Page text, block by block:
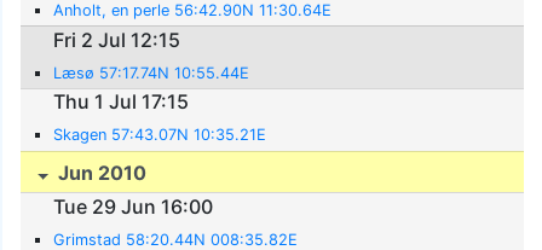
Anholt, en perle 56:42.90N 11:30.64E
Fri 2 Jul 12:15
Læsø 57:17.74N 10:55.44E
Thu 1 Jul 17:15
Skagen 57:43.07N 10:35.21E
Jun 2010
Tue 29 Jun 16:00
Grimstad 58:20.44N 008:35.82E